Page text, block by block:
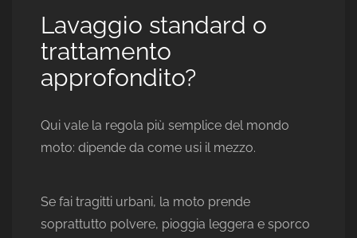
Lavaggio standard o
trattamento
approfondito?
Qui vale la regola più semplice del mondo
moto: dipende da come usi il mezzo.
Se fai tragitti urbani, la moto prende
soprattutto polvere, pioggia leggera e sporco